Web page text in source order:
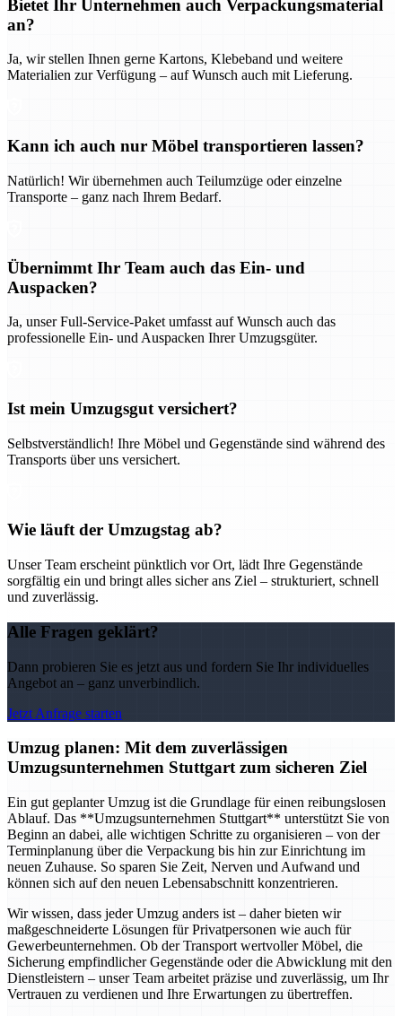
Bietet Ihr Unternehmen auch Verpackungsmaterial
an?
Ja, wir stellen Ihnen gerne Kartons, Klebeband und weitere
Materialien zur Verfügung – auf Wunsch auch mit Lieferung.
Kann ich auch nur Möbel transportieren lassen?
Natürlich! Wir übernehmen auch Teilumzüge oder einzelne
Transporte – ganz nach Ihrem Bedarf.
Übernimmt Ihr Team auch das Ein- und
Auspacken?
Ja, unser Full-Service-Paket umfasst auf Wunsch auch das
professionelle Ein- und Auspacken Ihrer Umzugsgüter.
Ist mein Umzugsgut versichert?
Selbstverständlich! Ihre Möbel und Gegenstände sind während des
Transports über uns versichert.
Wie läuft der Umzugstag ab?
Unser Team erscheint pünktlich vor Ort, lädt Ihre Gegenstände
sorgfältig ein und bringt alles sicher ans Ziel – strukturiert, schnell
und zuverlässig.
Alle Fragen geklärt?
Dann probieren Sie es jetzt aus und fordern Sie Ihr individuelles
Angebot an – ganz unverbindlich.
Jetzt Anfrage starten
Umzug planen: Mit dem zuverlässigen
Umzugsunternehmen Stuttgart zum sicheren Ziel
Ein gut geplanter Umzug ist die Grundlage für einen reibungslosen
Ablauf. Das **Umzugsunternehmen Stuttgart** unterstützt Sie von
Beginn an dabei, alle wichtigen Schritte zu organisieren – von der
Terminplanung über die Verpackung bis hin zur Einrichtung im
neuen Zuhause. So sparen Sie Zeit, Nerven und Aufwand und
können sich auf den neuen Lebensabschnitt konzentrieren.
Wir wissen, dass jeder Umzug anders ist – daher bieten wir
maßgeschneiderte Lösungen für Privatpersonen wie auch für
Gewerbeunternehmen. Ob der Transport wertvoller Möbel, die
Sicherung empfindlicher Gegenstände oder die Abwicklung mit den
Dienstleistern – unser Team arbeitet präzise und zuverlässig, um Ihr
Vertrauen zu verdienen und Ihre Erwartungen zu übertreffen.